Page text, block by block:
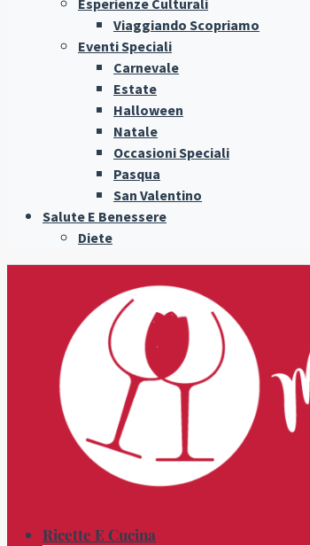
Esperienze Culturali
Viaggiando Scopriamo
Eventi Speciali
Carnevale
Estate
Halloween
Natale
Occasioni Speciali
Pasqua
San Valentino
Salute E Benessere
Diete
Ricette E Cucina